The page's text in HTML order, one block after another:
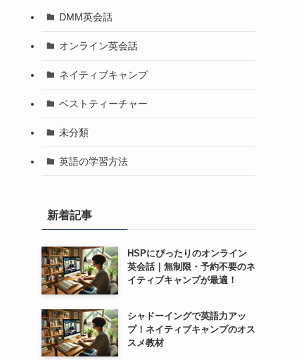
DMM英会話
オンライン英会話
ネイティブキャンプ
ベストティーチャー
未分類
英語の学習方法
新着記事
HSPにぴったりのオンライン
英会話｜無制限・予約不要のネ
イティブキャンプが最適！
シャドーイングで英語力アッ
プ！ネイティブキャンプのオス
スメ教材